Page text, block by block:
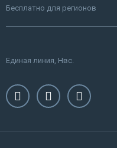
Бесплатно для регионов
Единая линия, Нвс.